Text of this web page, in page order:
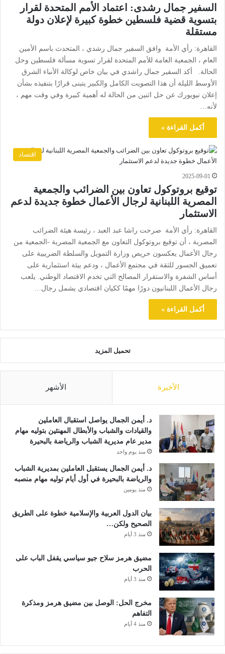
السفير جمال رشدى: اعتماد الأمم المتحدة لقرار
بتسوية قضية فلسطين خطوة كبيرة لإعلان دولة
مستقلة
القاهرة: رأي الأمة وافق السفير جمال رشدي ، المتحدث باسم الأمين
العام ، الجمعية العامة للأمم المتحدة لقرار تسوية مسألة فلسطين وحل
الحالة. أكد السفير جمال راشدي في بيان خاص لوكالة الأنباء الشرق
الأوسط الليلة أن هذا التصويت الكامل والكبير يتبنى قرارًا بتنفيذه بشأن
إعلان نيويورك عن حل اثنين من الحالة له أهمية كبيرة وفي وقت مهم ،
لأنه…
أكمل القراءة »
اقتصاد
2025-09-01
توقيع بروتوكول تعاون بين الضرائب والجمعية
المصرية اللبنانية لرجال الأعمال خطوة جديدة لدعم
الاستثمار
القاهرة: رأي الأمة صرحت راشا عبد العبد ، رئيسة هيئة الضرائب
المصرية ، أن توقيع بروتوكول التعاون مع الجمعية المصرية -الجمعية من
رجال الأعمال يعكسون حريص وزارة التمويل والسلطة الضريبية على
تعميق الجسور للثقة في مجتمع الأعمال ، ودعم بيئة استثمارية على
أساس الشفرة والاستقرار المصالح التي تخدم الاقتصاد الوطني. يلعب
رجال الأعمال اللبنانيون دورًا مهمًا ككيان اقتصادي يشمل رجال…
أكمل القراءة »
تحميل المزيد
الأخيرة الأشهر
د. أيمن الجمال يواصل استقبال العاملين
والقيادات والشباب والأبطال المهنئين بتوليه مهام
مدير عام مديرية الشباب والرياضة بالبحيرة
منذ يوم واحد
د. أيمن الجمال يستقبل العاملين بمديرية الشباب
والرياضة بالبحيرة في أول أيام توليه مهام منصبه
منذ يومين
بيان الدول العربية والإسلامية خطوة على الطريق
الصحيح ولكن…
منذ 3 أيام
مضيق هرمز سلاح جيو سياسي يقفل الباب على
الحرب
منذ 3 أيام
مخرج الحل: الوصل بين مضيق هرمز ومذكرة
التفاهم
منذ 4 أيام